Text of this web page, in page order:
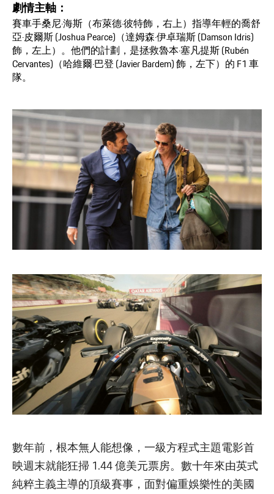
劇情主軸：
賽車手桑尼·海斯（布萊德·彼特飾，右上）指導年輕的喬舒
亞·皮爾斯 (Joshua Pearce)（達姆森·伊卓瑞斯 (Damson Idris)
飾，左上）。他們的計劃，是拯救魯本·塞凡提斯 (Rubén
Cervantes)（哈維爾·巴登 (Javier Bardem) 飾，左下）的 F1 車
隊。
數年前，根本無人能想像，一級方程式主題電影首
映週末就能狂掃 1.44 億美元票房。數十年來由英式
純粹主義主導的頂級賽事，面對偏重娛樂性的美國